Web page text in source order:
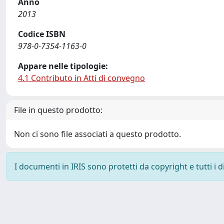
2013
Codice ISBN
978-0-7354-1163-0
Appare nelle tipologie:
4.1 Contributo in Atti di convegno
File in questo prodotto:
Non ci sono file associati a questo prodotto.
I documenti in IRIS sono protetti da copyright e tutti i